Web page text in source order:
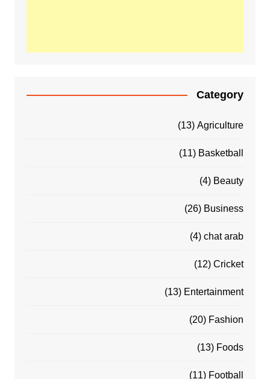
Category
Agriculture
(13)
Basketball
(11)
Beauty
(4)
Business
(26)
chat arab
(4)
Cricket
(12)
Entertainment
(13)
Fashion
(20)
Foods
(13)
Football
(11)